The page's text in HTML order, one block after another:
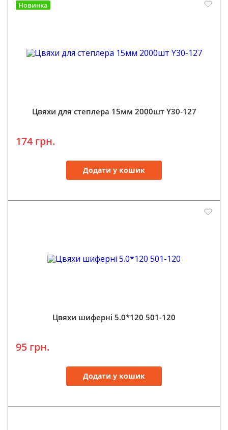
Новинка
Цвяхи для степлера 15мм 2000шт Y30-127
174 грн.
Додати у кошик
Цвяхи шиферні 5.0*120 501-120
95 грн.
Додати у кошик